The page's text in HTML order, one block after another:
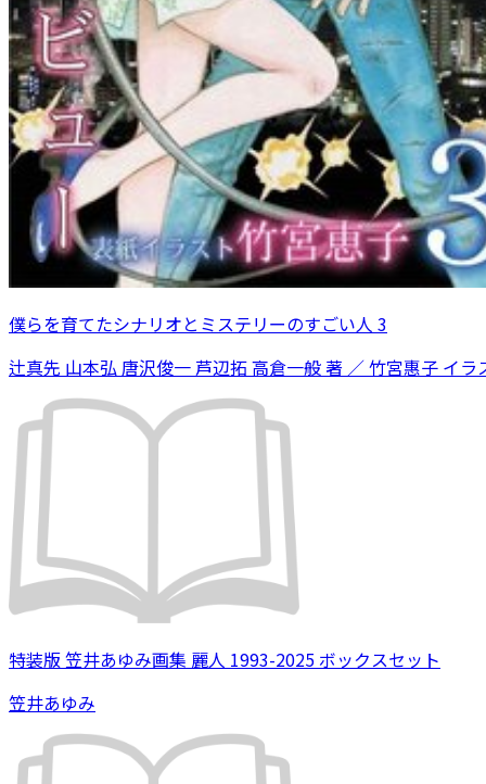
僕らを育てたシナリオとミステリーのすごい人 3
辻真先 山本弘 唐沢俊一 芦辺拓 高倉一般 著 ／ 竹宮惠子 イラ
特装版 笠井あゆみ画集 麗人 1993-2025 ボックスセット
笠井あゆみ